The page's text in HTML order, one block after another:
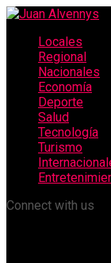
Locales
Regional
Nacionales
Economía
Deporte
Salud
Tecnología
Turismo
Connect with us